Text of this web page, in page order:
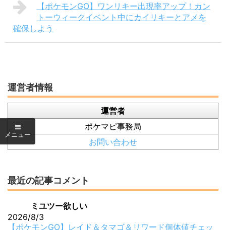
【ポケモンGO】ワンリキー出現率アップ！カン
トーウィークイベント中にカイリキーとアメを
確保しよう
運営者情報
運営者
ポケマピ事務局
お問い合わせ
最近の記事コメント
ミユツー欲しい
2026/8/3
【ポケモンGO】レイド＆タマゴ＆リワード個体値チェッ